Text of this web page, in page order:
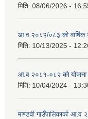
मिति: 08/06/2026 -
आ.व २०८२/०८३ को वार्षिक
मिति: 10/13/2025 -
आ.व २०८१-०८२ को योजना
मिति: 10/04/2024 -
माण्डवी गाउँपालिकाको